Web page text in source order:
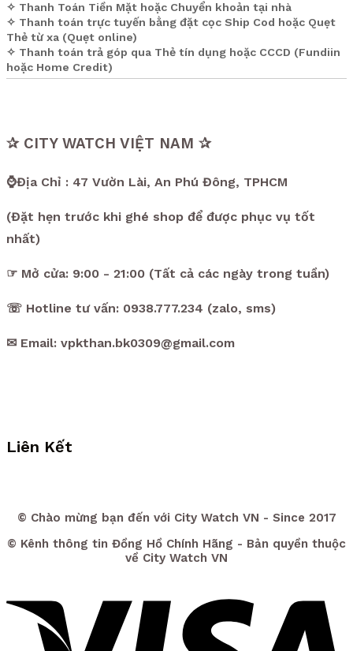
✧ Thanh Toán Tiền Mặt hoặc Chuyển khoản tại nhà
✧ Thanh toán trực tuyến bằng đặt cọc Ship Cod hoặc Quẹt
Thẻ từ xa (Quẹt online)
✧ Thanh toán trả góp qua Thẻ tín dụng hoặc CCCD (Fundiin
hoặc Home Credit)
✰ CITY WATCH VIỆT NAM ✰
⌚Địa Chỉ : 47 Vườn Lài, An Phú Đông, TPHCM
(Đặt hẹn trước khi ghé shop để được phục vụ tốt
nhất)
☞ Mở cửa: 9:00 - 21:00 (Tất cả các ngày trong tuần)
☏ Hotline tư vấn: 0938.777.234 (zalo, sms)
✉ Email: vpkthan.bk0309@gmail.com
Liên Kết
© Chào mừng bạn đến với City Watch VN - Since 2017
© Kênh thông tin Đồng Hồ Chính Hãng - Bản quyền thuộc
về City Watch VN